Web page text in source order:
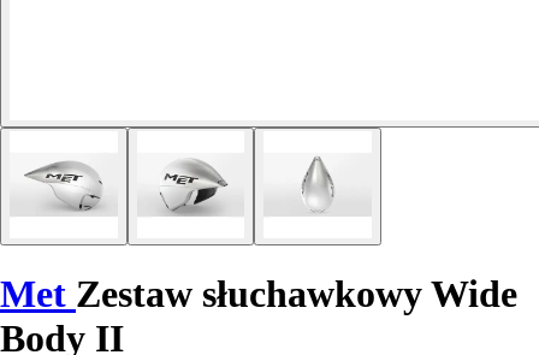
Met Zestaw słuchawkowy Wide
Body II